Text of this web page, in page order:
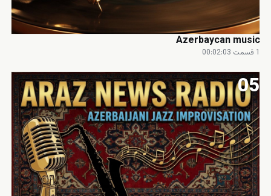
Azerbaycan music
1 قسمت 00:02:03
05